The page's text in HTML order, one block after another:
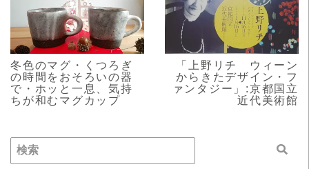
READ MORE
冬色のマグ・くつろぎ
の時間をおそろいの器
で・ホッと一息、気持
ちが和むマグカップ
READ MORE
「上野リチ ウィーン
からきたデザイン・フ
ァンタジー」:京都国立
近代美術館